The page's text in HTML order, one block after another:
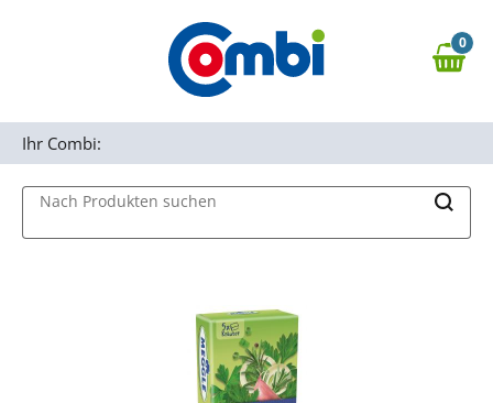
Zur Navigation springen
0,00 €
0
Nach Produkten suchen
Ihr Combi: